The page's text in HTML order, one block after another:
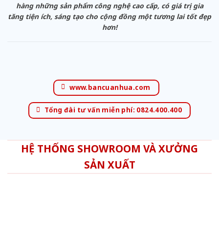
hàng những sản phẩm công nghệ cao cấp, có giá trị gia
tăng tiện ích, sáng tạo cho cộng đồng một tương lai tốt đẹp
hơn!
www.bancuanhua.com
Tổng đài tư vấn miễn phí: 0824.400.400
HỆ THỐNG SHOWROOM VÀ XƯỞNG
SẢN XUẤT